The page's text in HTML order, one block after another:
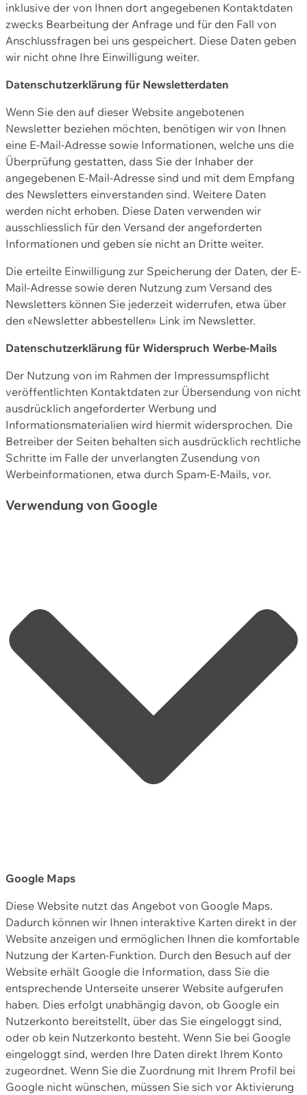
inklusive der von Ihnen dort angegebenen Kontaktdaten
zwecks Bearbeitung der Anfrage und für den Fall von
Anschlussfragen bei uns gespeichert. Diese Daten geben
wir nicht ohne Ihre Einwilligung weiter.
Datenschutzerklärung für Newsletterdaten
Wenn Sie den auf dieser Website angebotenen
Newsletter beziehen möchten, benötigen wir von Ihnen
eine E-Mail-Adresse sowie Informationen, welche uns die
Überprüfung gestatten, dass Sie der Inhaber der
angegebenen E-Mail-Adresse sind und mit dem Empfang
des Newsletters einverstanden sind. Weitere Daten
werden nicht erhoben. Diese Daten verwenden wir
ausschliesslich für den Versand der angeforderten
Informationen und geben sie nicht an Dritte weiter.
Die erteilte Einwilligung zur Speicherung der Daten, der E-
Mail-Adresse sowie deren Nutzung zum Versand des
Newsletters können Sie jederzeit widerrufen, etwa über
den «Newsletter abbestellen» Link im Newsletter.
Datenschutzerklärung für Widerspruch Werbe-Mails
Der Nutzung von im Rahmen der Impressumspflicht
veröffentlichten Kontaktdaten zur Übersendung von nicht
ausdrücklich angeforderter Werbung und
Informationsmaterialien wird hiermit widersprochen. Die
Betreiber der Seiten behalten sich ausdrücklich rechtliche
Schritte im Falle der unverlangten Zusendung von
Werbeinformationen, etwa durch Spam-E-Mails, vor.
Verwendung von Google
Google Maps
Diese Website nutzt das Angebot von Google Maps.
Dadurch können wir Ihnen interaktive Karten direkt in der
Website anzeigen und ermöglichen Ihnen die komfortable
Nutzung der Karten-Funktion. Durch den Besuch auf der
Website erhält Google die Information, dass Sie die
entsprechende Unterseite unserer Website aufgerufen
haben. Dies erfolgt unabhängig davon, ob Google ein
Nutzerkonto bereitstellt, über das Sie eingeloggt sind,
oder ob kein Nutzerkonto besteht. Wenn Sie bei Google
eingeloggt sind, werden Ihre Daten direkt Ihrem Konto
zugeordnet. Wenn Sie die Zuordnung mit Ihrem Profil bei
Google nicht wünschen, müssen Sie sich vor Aktivierung